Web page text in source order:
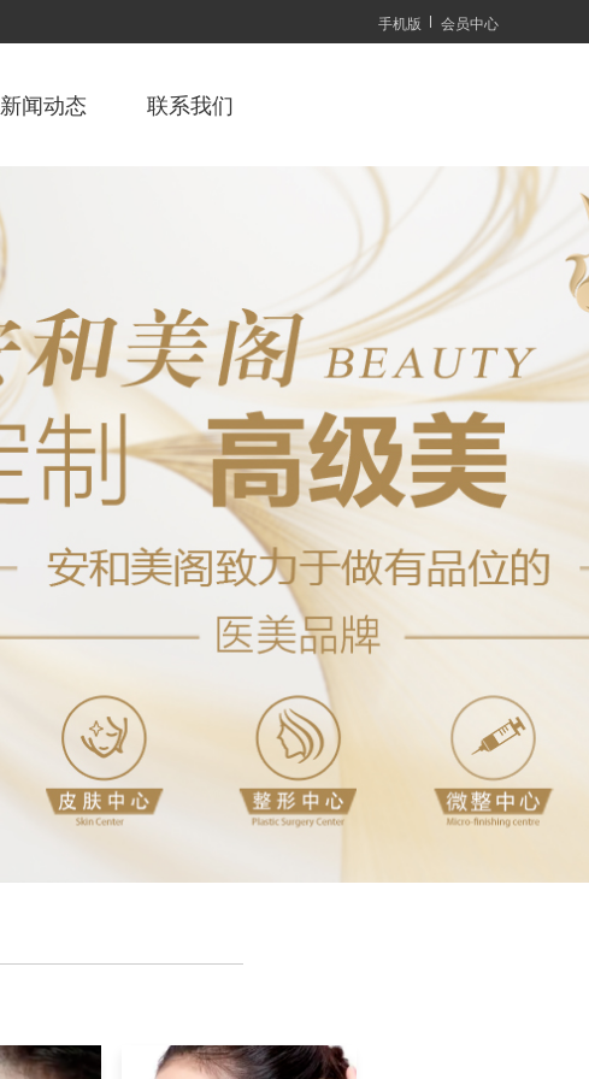
手机版 会员中心
新闻动态 联系我们